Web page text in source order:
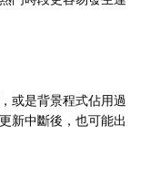
或是背景程式佔用過
新中斷後，也可能出